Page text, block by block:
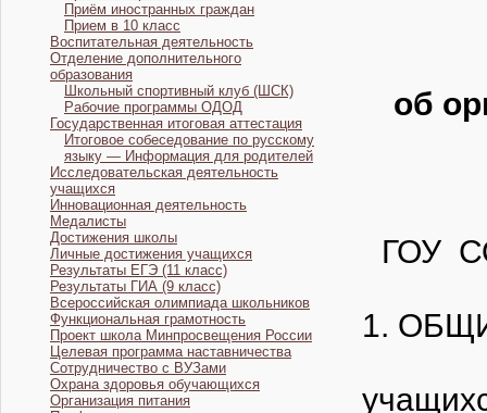
Приём иностранных граждан
Прием в 10 класс
Воспитательная деятельность
Отделение дополнительного
образования
Школьный спортивный клуб (ШСК)
Рабочие программы ОДОД
Государственная итоговая аттестация
Итоговое собеседование по русскому
языку — Информация для родителей
Исследовательская деятельность
учащихся
Инновационная деятельность
Медалисты
Достижения школы
Личные достижения учащихся
Результаты ЕГЭ (11 класс)
Результаты ГИА (9 класс)
Всероссийская олимпиада школьников
Функциональная грамотность
Проект школа Минпросвещения России
Целевая программа наставничества
Сотрудничество с ВУЗами
Охрана здоровья обучающихся
Организация питания
об
ГОУ
1.